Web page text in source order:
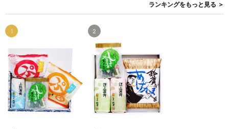
ランキングをもっと見る ＞
1 2